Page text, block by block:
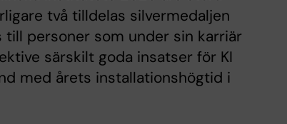
två tilldelas silvermedaljen
till personer som under sin karriär
särskilt goda insatser för KI
med årets installationshögtid i